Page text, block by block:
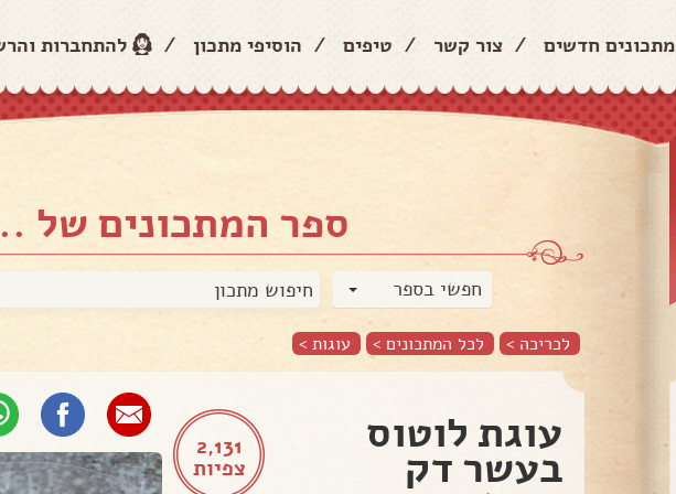
מתכונים חדשים / צור קשר / טיפים / הוסיפי מתכון / להתחברות
ספר המתכונים של
חפשי בספר
לכריכה > לכל המתכונים > עוגות >
2,131
צפיות
עוגת לוטוס
בעשר דק